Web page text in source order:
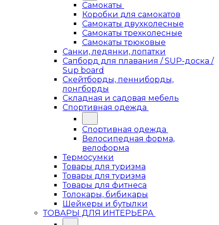
Самокаты
Коробки для самокатов
Самокаты двухколесные
Самокаты трехколесные
Самокаты трюковые
Санки, ледянки, лопатки
Сапборд для плавания / SUP-доска /
Sup board
Скейтборды, пенниборды,
лонгборды
Складная и садовая мебель
Спортивная одежда
Спортивная одежда
Велосипедная форма,
велоформа
Термосумки
Товары для туризма
Товары для туризма
Товары для фитнеса
Толокары, бибикары
Шейкеры и бутылки
ТОВАРЫ ДЛЯ ИНТЕРЬЕРА